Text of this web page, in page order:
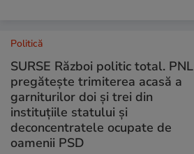
Politică
SURSE Război politic total. PNL
pregătește trimiterea acasă a
garniturilor doi și trei din
instituțiile statului și
deconcentratele ocupate de
oamenii PSD